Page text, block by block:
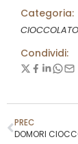
Categoria:
Condividi:
PREC